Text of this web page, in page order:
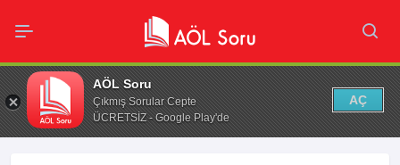
AÖL Soru
Çıkmış Sorular Cepte
ÜCRETSİZ - Google Play'de
AÇ